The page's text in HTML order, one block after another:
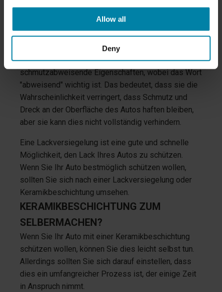
Allow all
Deny
Wenn Ihr Auto mit einem sehr harten Gegenstand
beschädigt werden.
Außerdem besitzt eine Lackversiegelung auch
schmutzabweisende Eigenschaften, wobei das Wort
"abweisend" wichtig ist. Das bedeutet, dass sie die
Wahrscheinlichkeit verringert, dass Schmutz und
Dreck an der Oberfläche des Autos haften bleiben,
aber sie kann dies nicht vollständig verhindern.
Eine Lackversiegelung ist eine gute und schnelle
Möglichkeit, den Lack Ihres Autos zu schützen.
Wenn Sie Ihr Auto bestmöglich schützen wollen,
sollten Sie sich nach einer Lackversiegelung oder
Keramikbeschichtung umsehen.
KERAMIKBESCHICHTUNG ZUM
SELBERMACHEN?
Wenn Sie Ihr Auto mit einer Keramikbeschichtung
schützen wollen, können Sie dies leicht selbst tun.
Allerdings sollten Sie sich darauf einstellen, dass
dies ein umfangreicher Prozess ist, der einige Zeit
in Anspruch nimmt.